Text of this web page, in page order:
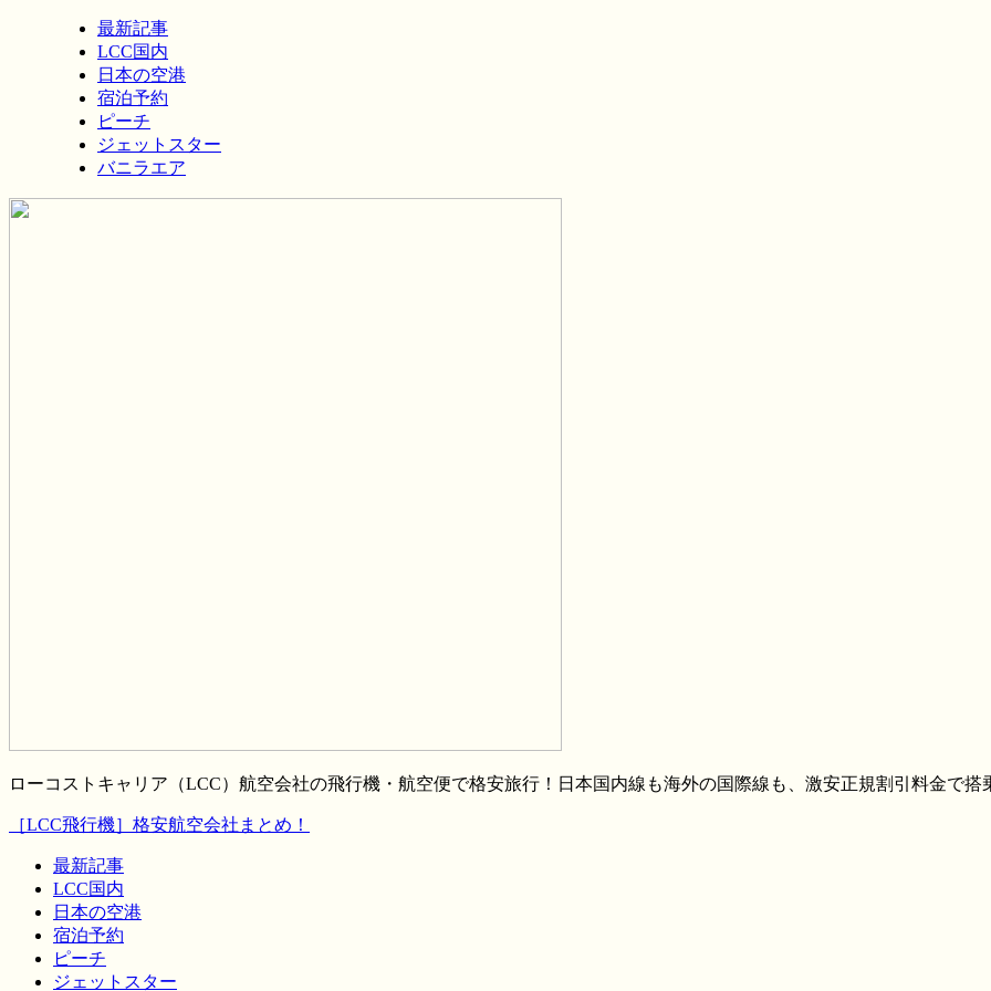
最新記事
LCC国内
日本の空港
宿泊予約
ピーチ
ジェットスター
バニラエア
ローコストキャリア（LCC）航空会社の飛行機・航空便で格安旅行！日本国内線も海外の国際線も、激安正規割引料金で搭
［LCC飛行機］格安航空会社まとめ！
最新記事
LCC国内
日本の空港
宿泊予約
ピーチ
ジェットスター